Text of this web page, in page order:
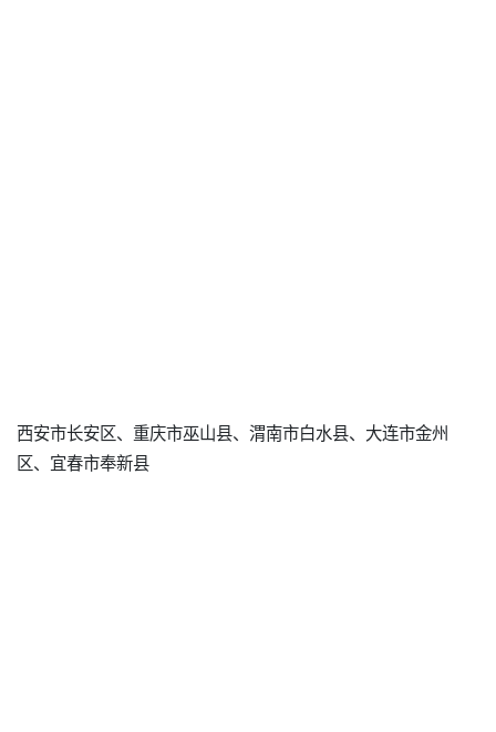
西安市长安区、重庆市巫山县、渭南市白水县、大连市金州
区、宜春市奉新县